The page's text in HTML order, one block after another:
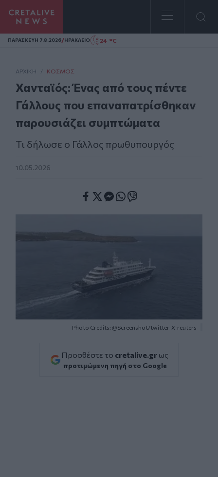
Homepage
ΠΑΡΑΣΚΕΥΗ 7.8.2026/ΗΡΑΚΛΕΙΟ 24 °C
ΑΡΧΙΚΗ / ΚΌΣΜΟΣ
Χανταϊός: Ένας από τους πέντε
Γάλλους που επαναπατρίσθηκαν
παρουσιάζει συμπτώματα
Τι δήλωσε ο Γάλλος πρωθυπουργός
10.05.2026
Photo Credits: @Screenshot/twitter-X-reuters
Προσθέστε το cretalive.gr ως
προτιμώμενη πηγή στο Google